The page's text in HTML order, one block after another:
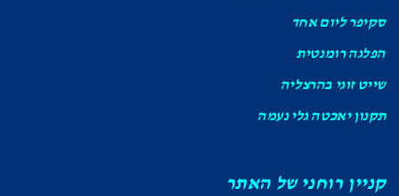
סקיפר ליום אחד
הפלגה רומנטית
שייט זוגי בהרצליה
תקנון יאכטה גלי נעמה
קניין רוחני של האתר